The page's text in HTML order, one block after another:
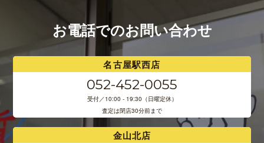
お電話でのお問い合わせ
名古屋駅西店
052-452-0055
受付／10:00 - 19:30（日曜定休）
査定は閉店30分前まで
金山北店